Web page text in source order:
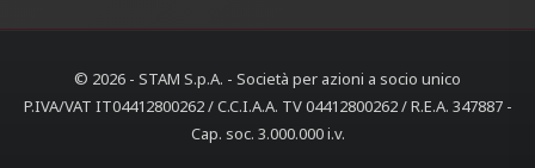
© 2026 - STAM S.p.A. - Società per azioni a socio unico
P.IVA/VAT IT04412800262 / C.C.I.A.A. TV 04412800262 / R.E.A. 347887 -
Cap. soc. 3.000.000 i.v.